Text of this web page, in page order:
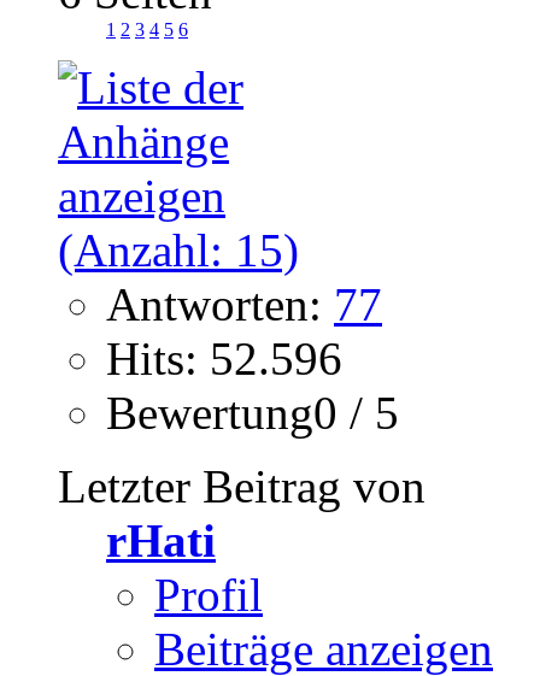
1 2 3 4 5 6
Antworten: 77
Hits: 52.596
Bewertung0 / 5
Letzter Beitrag von
rHati
Profil
Beiträge anzeigen